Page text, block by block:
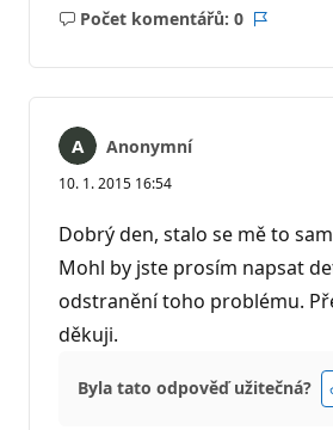
Počet komentářů: 0
Žádné
Anonymní
10. 1. 2015 16:54
Dobrý den, stalo se mě to
Mohl by jste prosím napsat
odstranění toho problému.
děkuji.
Byla tato odpověď užitečná?